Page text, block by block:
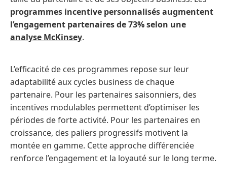
programmes incentive personnalisés augmentent
l’engagement partenaires de 73% selon une
analyse McKinsey.
L’efficacité de ces programmes repose sur leur
adaptabilité aux cycles business de chaque
partenaire. Pour les partenaires saisonniers, des
incentives modulables permettent d’optimiser les
périodes de forte activité. Pour les partenaires en
croissance, des paliers progressifs motivent la
montée en gamme. Cette approche différenciée
renforce l’engagement et la loyauté sur le long terme.